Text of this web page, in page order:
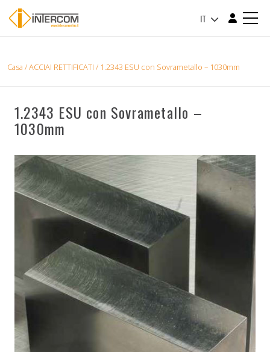
IT
Casa /ACCIAI RETTIFICATI / 1.2343 ESU con Sovrametallo – 1030mm
1.2343 ESU con Sovrametallo –
1030mm